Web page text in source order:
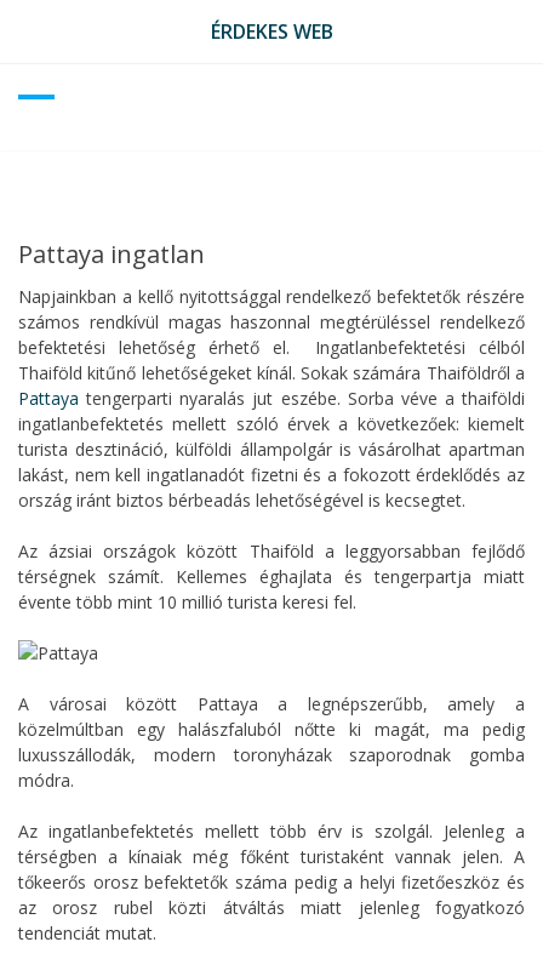
ÉRDEKES WEB
Pattaya ingatlan
Napjainkban a kellő nyitottsággal rendelkező befektetők részére
számos rendkívül magas haszonnal megtérüléssel rendelkező
befektetési lehetőség érhető el. Ingatlanbefektetési célból
Thaiföld kitűnő lehetőségeket kínál. Sokak számára Thaiföldről a
Pattaya tengerparti nyaralás jut eszébe. Sorba véve a thaiföldi
ingatlanbefektetés mellett szóló érvek a következőek: kiemelt
turista desztináció, külföldi állampolgár is vásárolhat apartman
lakást, nem kell ingatlanadót fizetni és a fokozott érdeklődés az
ország iránt biztos bérbeadás lehetőségével is kecsegtet.
Az ázsiai országok között Thaiföld a leggyorsabban fejlődő
térségnek számít. Kellemes éghajlata és tengerpartja miatt
évente több mint 10 millió turista keresi fel.
A városai között Pattaya a legnépszerűbb, amely a
közelmúltban egy halászfaluból nőtte ki magát, ma pedig
luxusszállodák, modern toronyházak szaporodnak gomba
módra.
Az ingatlanbefektetés mellett több érv is szolgál. Jelenleg a
térségben a kínaiak még főként turistaként vannak jelen. A
tőkeerős orosz befektetők száma pedig a helyi fizetőeszköz és
az orosz rubel közti átváltás miatt jelenleg fogyatkozó
tendenciát mutat.